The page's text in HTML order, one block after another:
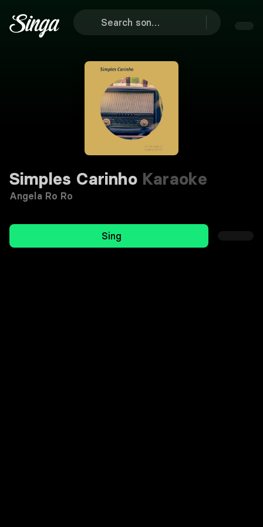
Simples Carinho Karaoke
Angela Ro Ro
Sing